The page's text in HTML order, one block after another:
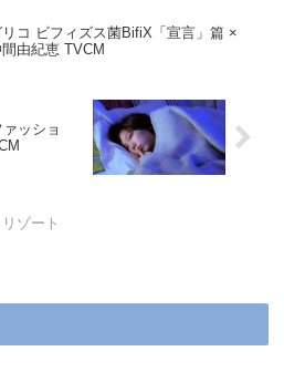
リコ ビフィズス菌BifiX「宣言」篇 ×
由紀恵 TVCM
ッショ
ゾート